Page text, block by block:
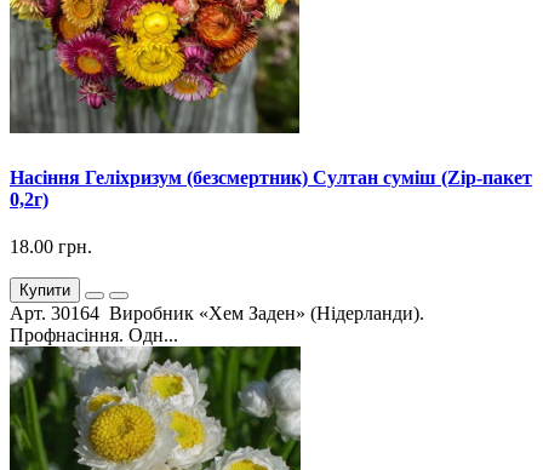
Насіння Геліхризум (безсмертник) Султан суміш (Zip-пакет
0,2г)
18.00 грн.
Купити
Арт. 30164 Виробник «Хем Заден» (Нідерланди).
Профнасіння. Одн...